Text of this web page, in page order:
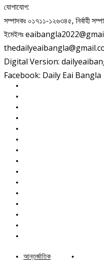
যোগাযোগ:
সম্পাদকঃ ০১৭১১-১২৬৩৪৫, নির্বাহী
ইমেইলঃ
Digital Version:
Facebook: Daily Eai Bangla
আন্তর্জাতিক